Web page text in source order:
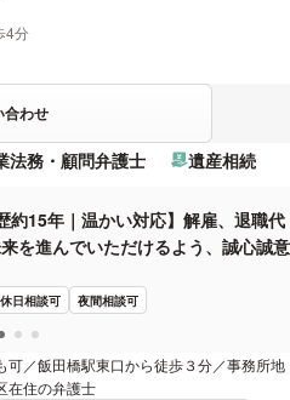
4分
合わせ
法務・顧問弁護士 遺産相続
約15年｜温かい対応】解雇、退職代
を進んでいただけるよう、誠心誠意
休日相談可 夜間相談可
／飯田橋駅東口から徒歩３分／事務所地
在住の弁護士